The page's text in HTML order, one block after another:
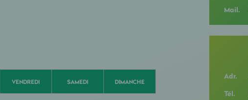
VENDREDI SAMEDI DIMANCHE
Mail.
Adr.
Tél.